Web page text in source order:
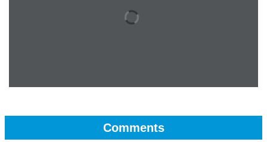
Comments